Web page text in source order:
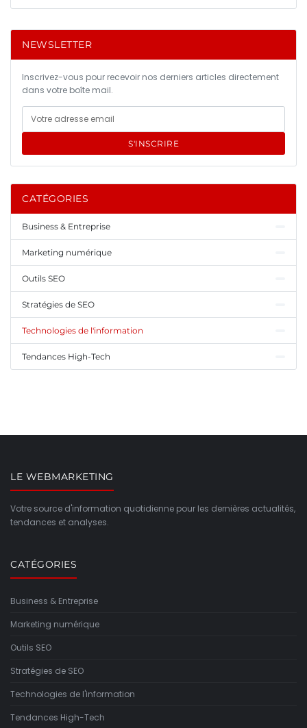
NEWSLETTER
Inscrivez-vous pour recevoir nos derniers articles directement
dans votre boîte mail.
S'INSCRIRE
CATÉGORIES
Business & Entreprise
Marketing numérique
Outils SEO
Stratégies de SEO
Technologies de l'information
Tendances High-Tech
LE WEBMARKETING
Votre source d'information quotidienne pour les dernières actualités,
tendances et analyses.
CATÉGORIES
Business & Entreprise
Marketing numérique
Outils SEO
Stratégies de SEO
Technologies de l'information
Tendances High-Tech